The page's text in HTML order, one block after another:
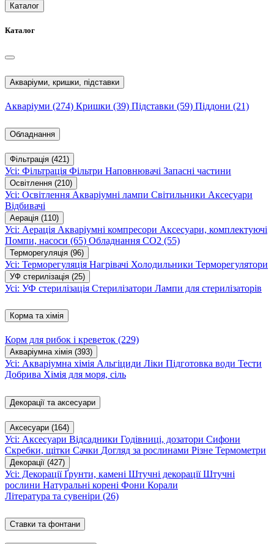
Каталог
Каталог
Акваріуми, кришки, підставки
Акваріуми (274) Кришки (39) Підставки (59) Піддони (21)
Обладнання
Фільтрація (421)
Усі: Фільтрація Фільтри Наповнювачі Запасні частини
Освітлення (210)
Усі: Освітлення Акваріумні лампи Світильники Аксесуари
Відбивачі
Аерація (110)
Усі: Аерація Акваріумні компресори Аксесуари, комплектуючі
Помпи, насоси (65) Обладнання CO2 (55)
Терморегуляція (96)
Усі: Терморегуляція Нагрівачі Холодильники Терморегулятори
УФ стерилізація (25)
Усі: УФ стерилізація Стерилізатори Лампи для стерилізаторів
Корма та хімія
Корм для рибок і креветок (229)
Акваріумна хімія (393)
Усі: Акваріумна хімія Альгіциди Ліки Підготовка води Тести
Добрива Хімія для моря, сіль
Декорації та аксесуари
Аксесуари (164)
Усі: Аксесуари Відсадники Годівниці, дозатори Сифони
Скребки, щітки Сачки Догляд за рослинами Різне Термометри
Декорації (427)
Усі: ДекораціїҐрунти, камені Штучні декораціїШтучні
рослини Натуральні корені Фони Корали
Література та сувеніри (26)
Ставки та фонтани